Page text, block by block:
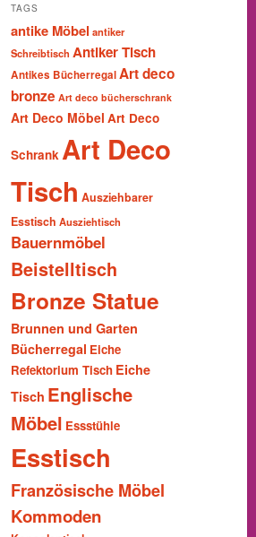
TAGS
antike Möbel antiker
Schreibtisch Antiker Tisch
Antikes BücherregalArt deco
bronze Art deco bücherschrank
Art Deco Möbel Art Deco
Schrank Art Deco
Tisch Ausziehbarer
Esstisch Ausziehtisch
Bauernmöbel
Beistelltisch
Bronze Statue
Brunnen und Garten
Bücherregal Eiche
Refektorium Tisch Eiche
Tisch Englische
Möbel Essstühle
Esstisch
Französische Möbel
Kommoden